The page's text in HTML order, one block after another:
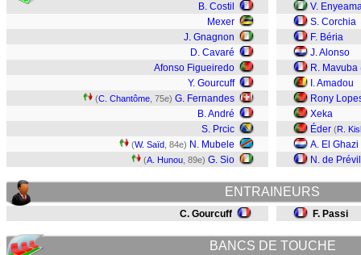
B. Costil
Mexer
J. Gnagnon
D. Cavaré
Afonso Figueiredo
Y. Gourcuff
(C. Chantôme , 75e) G. Fernandes
B. André
S. Prcic
(W. Saïd , 84e) N. Mubele
(A. Hunou , 89e) G. Sio
V.
S. Corchia
F. Béria
J. Alonso
R. Mavuba
I. Amadou
Rony
Xeka
Éder (R.
A. El Ghazi
N. de
ENTRAINEURS
C. Gourcuff F. Passi
BANCS DE TOUCHE